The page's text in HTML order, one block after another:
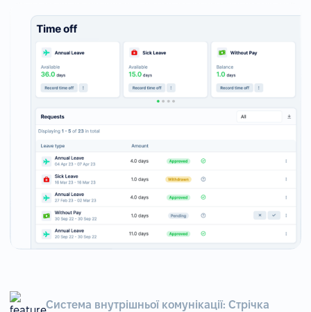
Система внутрішньої комунікації: Стрічка